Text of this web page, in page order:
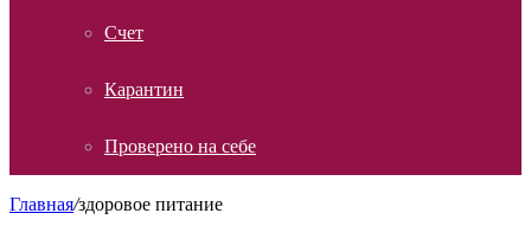
Счет
Карантин
Проверено на себе
Главная/здоровое питание